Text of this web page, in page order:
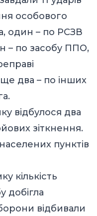
особового
один – по РСЗВ
– по засобу ППО,
ще два – по інших
відбулося два
зіткнення.
пунктів
кількість
добігла
відбивали